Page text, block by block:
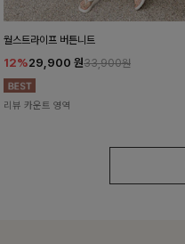
월스트라이프 버튼니트
12%29,900 원33,900원
리뷰 카운트 영역